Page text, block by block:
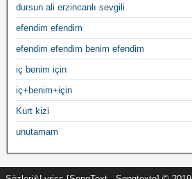
dursun ali erzincanlı sevgili
efendim efendim
efendim efendim benim efendim
iç benim için
iç+benim+için
Kurt kizi
unutamam